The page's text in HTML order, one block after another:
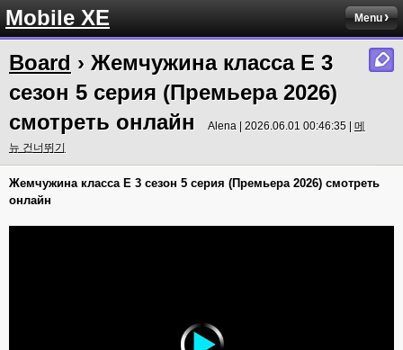
Mobile XE Menu
Board › Жемчужина класса Е 3
сезон 5 серия (Премьера 2026)
смотреть онлайн
Alena | 2026.06.01 00:46:35 | 메
뉴 건너뛰기
Жемчужина класса Е 3 сезон 5 серия (Премьера 2026) смотреть
онлайн